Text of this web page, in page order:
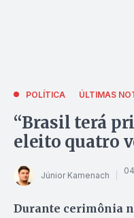
POLÍTICA ÚLTIMAS
“Brasil terá
eleito quatro
Júnior Kamenach
Durante cerimônia